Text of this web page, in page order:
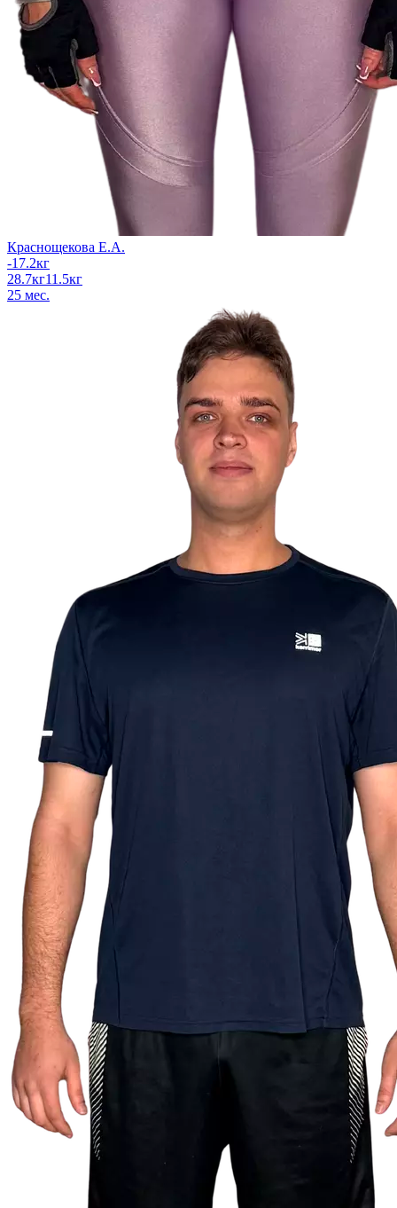
Краснощекова Е.А.
-17.2кг
28.7кг11.5кг
25 мес.